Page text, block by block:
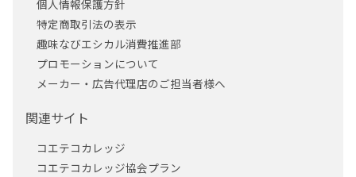
個人情報保護方針
特定商取引法の表示
趣味なびエシカル消費推進部
プロモーションについて
メーカー・広告代理店のご担当者様へ
関連サイト
コエテコカレッジ
コエテコカレッジ協会プラン